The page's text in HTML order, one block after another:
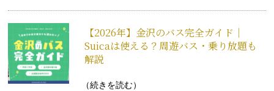
【2026年】金沢のバス完全ガイド｜
Suicaは使える？周遊バス・乗り放題も
解説
（続きを読む）